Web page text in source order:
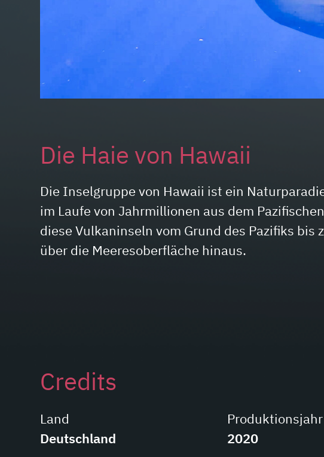
Die Haie von Hawaii
Die Inselgruppe von Hawaii ist ein
im Laufe von Jahrmillionen aus dem
diese Vulkaninseln vom Grund des Pazifiks
über die Meeresoberfläche hinaus.
Credits
Land
Deutschland
Produktionsjahr
2020